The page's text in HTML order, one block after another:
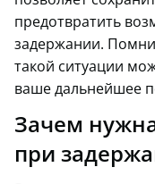
предотвратить
задержании.
такой ситуации
ваше дальнейшее
Зачем
при